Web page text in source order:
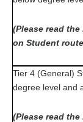
(Please read
on Student
Tier 4 (General)
degree level and
(Please read